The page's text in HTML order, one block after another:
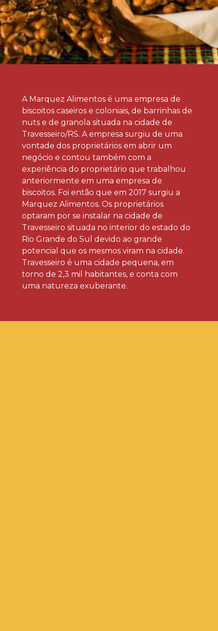
A Marquez Alimentos é uma empresa de
biscoitos caseiros e coloniais, de barrinhas de
nuts e de granola situada na cidade de
Travesseiro/RS. A empresa surgiu de uma
vontade dos proprietários em abrir um
negócio e contou também com a
experiência do proprietário que trabalhou
anteriormente em uma empresa de
biscoitos. Foi então que em 2017 surgiu a
Marquez Alimentos. Os proprietários
optaram por se instalar na cidade de
Travesseiro situada no interior do estado do
Rio Grande do Sul devido ao grande
potencial que os mesmos viram na cidade.
Travesseiro é uma cidade pequena, em
torno de 2,3 mil habitantes, e conta com
uma natureza exuberante.